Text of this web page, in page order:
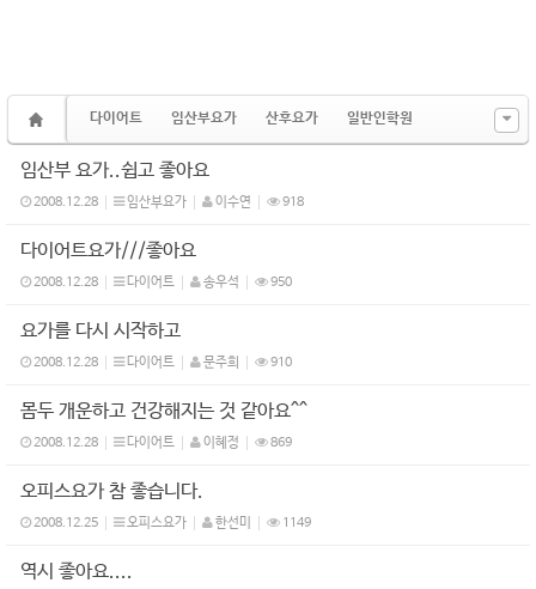
다이어트 임산부요가 산후요가 일반인학원
임산부 요가..쉽고 좋아요
2008.12.28 임산부요가 이수연 918
다이어트요가///좋아요
2008.12.28 다이어트 송우석 950
요가를 다시 시작하고
2008.12.28 다이어트 문주희 910
몸두 개운하고 건강해지는 것 같아요^^
2008.12.28 다이어트 이혜정 869
오피스요가 참 좋습니다.
2008.12.25 오피스요가 한선미 1149
역시 좋아요....